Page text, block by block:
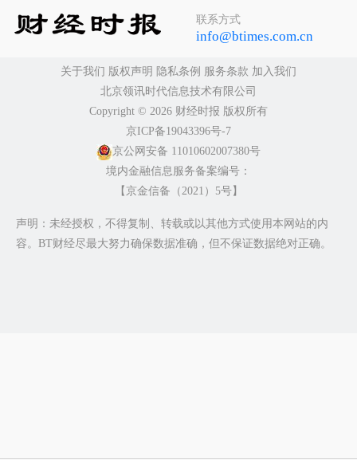
联系方式
info@btimes.com.cn
关于我们 版权声明 隐私条例 服务条款 加入我们
北京领讯时代信息技术有限公司
Copyright ©️ 2026 财经时报 版权所有
京ICP备19043396号-7
京公网安备 11010602007380号
境内金融信息服务备案编号：
【京金信备（2021）5号】
声明：未经授权，不得复制、转载或以其他方式使用本网站的内
容。BT财经尽最大努力确保数据准确，但不保证数据绝对正确。